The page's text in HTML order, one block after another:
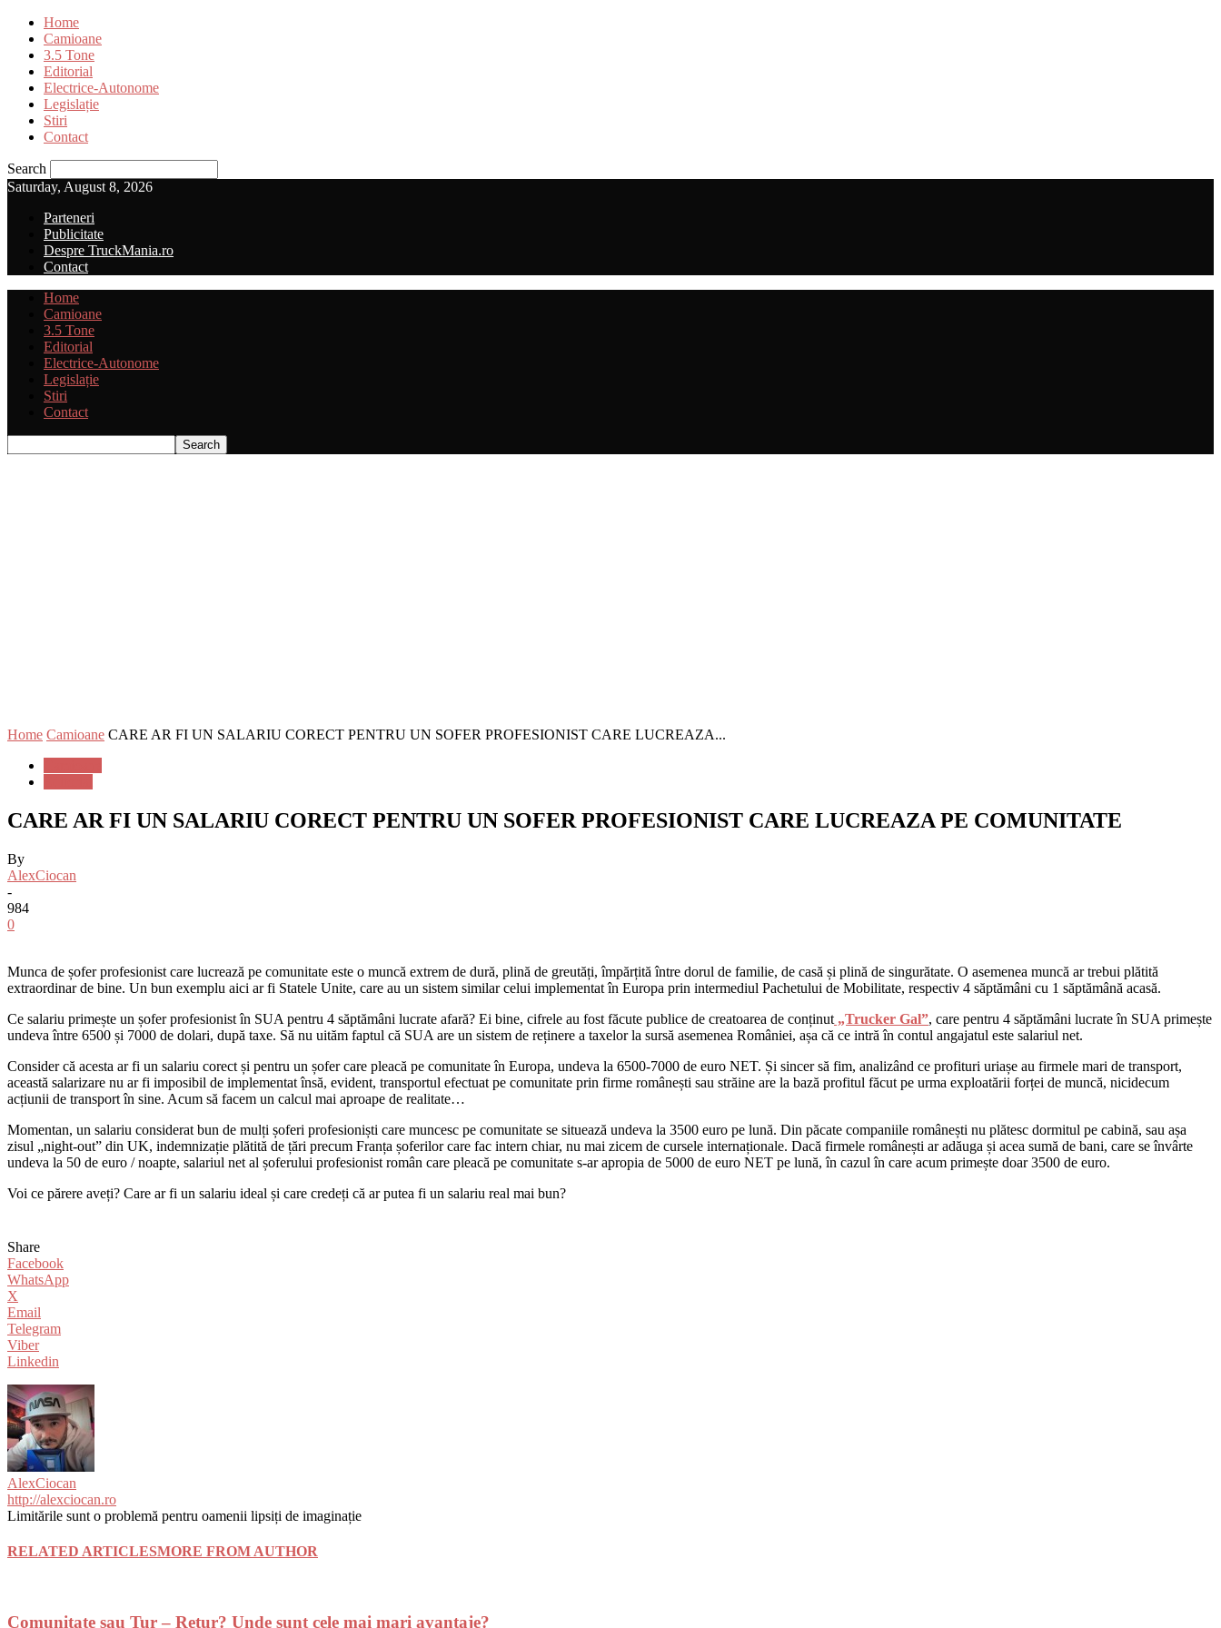
Home
Camioane
3.5 Tone
Editorial
Electrice-Autonome
Legislație
Stiri
Contact
Search
Saturday, August 8, 2026
Parteneri
Publicitate
Despre TruckMania.ro
Contact
Home
Camioane
3.5 Tone
Editorial
Electrice-Autonome
Legislație
Stiri
Contact
Home Camioane CARE AR FI UN SALARIU CORECT PENTRU UN SOFER PROFESIONIST CARE LUCREAZA...
CARE AR FI UN SALARIU CORECT PENTRU UN SOFER PROFESIONIST CARE LUCREAZA PE COMUNITATE
By
AlexCiocan
-
984
0
Munca de șofer profesionist care lucrează pe comunitate este o muncă extrem de dură, plină de greutăți, împărțită între dorul de familie, de casă și plină de singurătate. O asemenea muncă ar trebui plătită
extraordinar de bine. Un bun exemplu aici ar fi Statele Unite, care au un sistem similar celui implementat în Europa prin intermediul Pachetului de Mobilitate, respectiv 4 săptămâni cu 1 săptămână acasă.
Ce salariu primește un șofer profesionist în SUA pentru 4 săptămâni lucrate afară? Ei bine, cifrele au fost făcute publice de creatoarea de conținut „Trucker Gal”, care pentru 4 săptămâni lucrate în SUA primește
undeva între 6500 și 7000 de dolari, după taxe. Să nu uităm faptul că SUA are un sistem de reținere a taxelor la sursă asemenea României, așa că ce intră în contul angajatul este salariul net.
Consider că acesta ar fi un salariu corect și pentru un șofer care pleacă pe comunitate în Europa, undeva la 6500-7000 de euro NET. Și sincer să fim, analizând ce profituri uriașe au firmele mari de transport,
această salarizare nu ar fi imposibil de implementat însă, evident, transportul efectuat pe comunitate prin firme românești sau străine are la bază profitul făcut pe urma exploatării forței de muncă, nicidecum
acțiunii de transport în sine. Acum să facem un calcul mai aproape de realitate…
Momentan, un salariu considerat bun de mulți șoferi profesioniști care muncesc pe comunitate se situează undeva la 3500 euro pe lună. Din păcate companiile românești nu plătesc dormitul pe cabină, sau așa
zisul „night-out” din UK, indemnizație plătită de țări precum Franța șoferilor care fac intern chiar, nu mai zicem de cursele internaționale. Dacă firmele românești ar adăuga și acea sumă de bani, care se învârte
undeva la 50 de euro / noapte, salariul net al șoferului profesionist român care pleacă pe comunitate s-ar apropia de 5000 de euro NET pe lună, în cazul în care acum primește doar 3500 de euro.
Voi ce părere aveți? Care ar fi un salariu ideal și care credeți că ar putea fi un salariu real mai bun?
Share
Facebook
WhatsApp
X
Email
Telegram
Viber
Linkedin
AlexCiocan
http://alexciocan.ro
Limitările sunt o problemă pentru oamenii lipsiți de imaginație
RELATED ARTICLESMORE FROM AUTHOR
Comunitate sau Tur – Retur? Unde sunt cele mai mari avantaje?